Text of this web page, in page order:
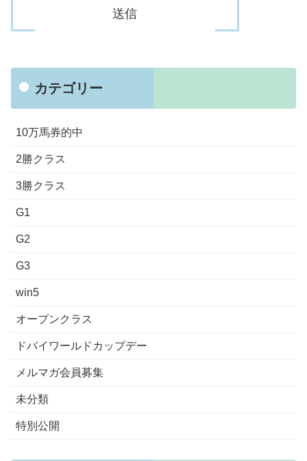
カテゴリー
10万馬券的中
2勝クラス
3勝クラス
G1
G2
G3
win5
オープンクラス
ドバイワールドカップデー
メルマガ会員募集
未分類
特別公開